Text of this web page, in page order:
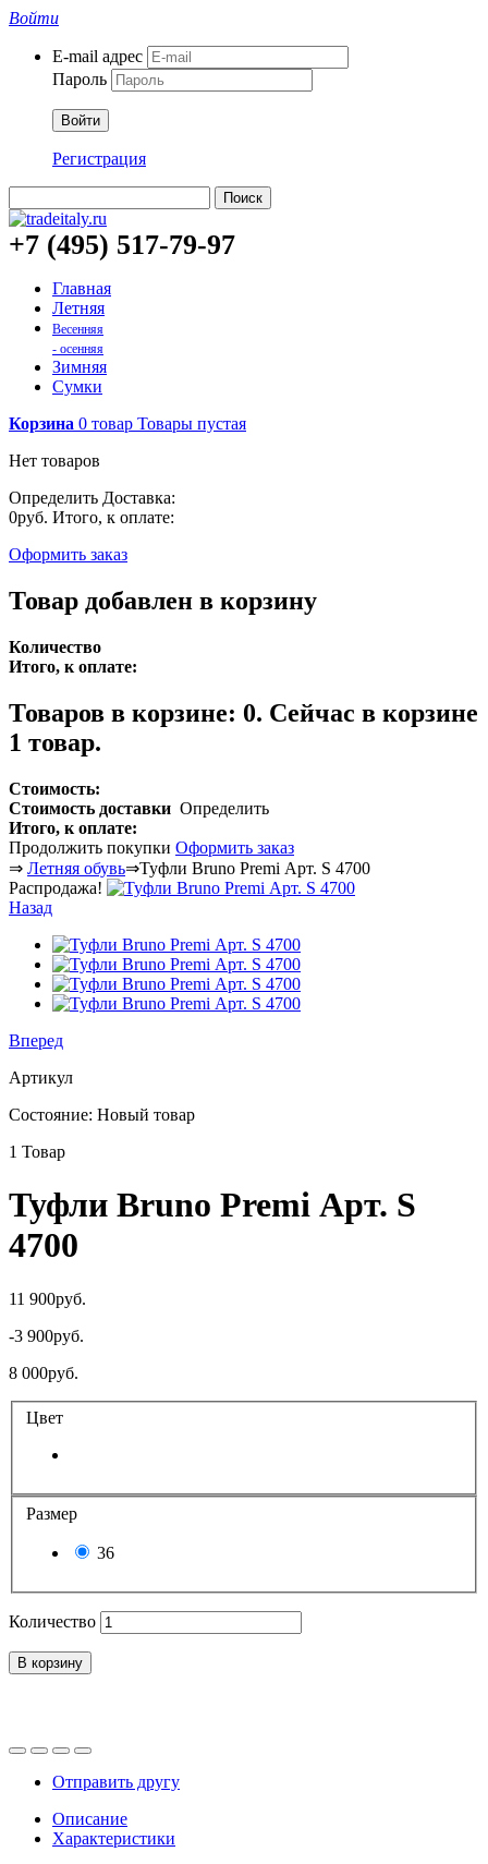
Войти
E-mail адрес
Пароль
Войти
Регистрация
Поиск
+7 (495) 517-79-97
Главная
Летняя
Весенняя
- осенняя
Зимняя
Сумки
Корзина 0 товар Товары пустая
Нет товаров
Определить Доставка:
0руб. Итого, к оплате:
Оформить заказ
Товар добавлен в корзину
Количество
Итого, к оплате:
Товаров в корзине: 0. Сейчас в корзине
1 товар.
Стоимость:
Стоимость доставки Определить
Итого, к оплате:
Продолжить покупки Оформить заказ
⇒ Летняя обувь⇒Туфли Bruno Premi Арт. S 4700
Распродажа!
Назад
Вперед
Артикул
Состояние: Новый товар
1 Товар
Туфли Bruno Premi Арт. S
4700
11 900руб.
-3 900руб.
8 000руб.
Цвет
Размер
36
Количество
В корзину
Отправить другу
Описание
Характеристики